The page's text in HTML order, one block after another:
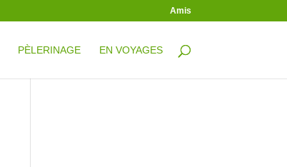
Amis
PÈLERINAGE EN VOYAGES